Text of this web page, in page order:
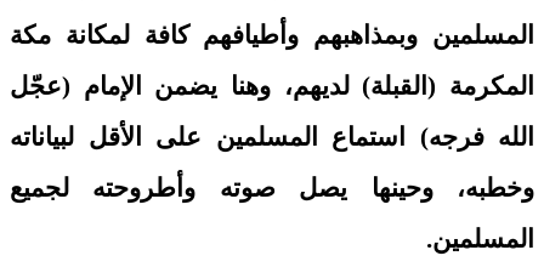
المسلمين وبمذاهبهم وأطيافهم كافة لمكانة مكة
المكرمة (القبلة) لديهم، وهنا يضمن الإمام (عجّل
الله فرجه) استماع المسلمين على الأقل لبياناته
وخطبه، وحينها يصل صوته وأطروحته لجميع
المسلمين.